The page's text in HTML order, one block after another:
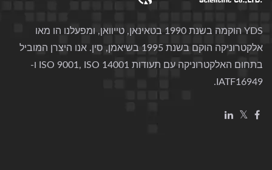
YDS הוקמה בשנת 1990 בטאינאן, טייוואן, ומפעלנו הו מאו
אלקטרוניקה הוקם בשנת 1995 בשיאמן, סין. אנו היצרן המוביל
בתחום האלקטרוניקה עם תעודות ISO 9001, ISO 14001 ו-
IATF16949.